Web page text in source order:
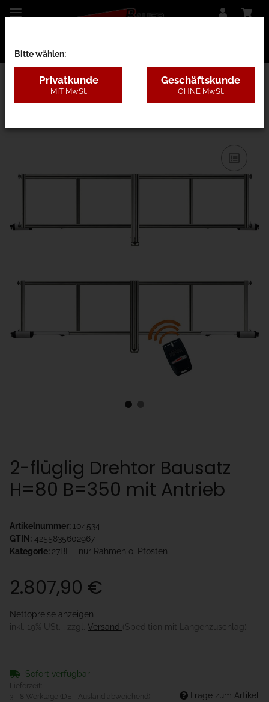
27BF - nur Rahmen o. Pfosten
2-flüglig Drehtor Bausatz
H=80 B=350 mit Antrieb
Artikelnummer: 104534
GTIN: 4255835602967
Kategorie: 27BF - nur Rahmen o. Pfosten
2.807,90 €
Nettopreise anzeigen
inkl. 19% USt. , zzgl. Versand (Spedition mit Längenzuschlag)
Sofort verfügbar
Lieferzeit:
3 - 8 Werktage
(DE - Ausland abweichend) Frage zum Artikel
Bitte wählen:
Privatkunde
MIT MwSt.
Geschäftskunde
OHNE MwSt.